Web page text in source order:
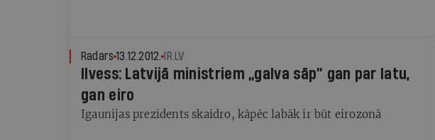
Radars 13.12.2012. IR.LV
Ilvess: Latvijā ministriem „galva sāp” gan par latu,
gan eiro
Igaunijas prezidents skaidro, kāpēc labāk ir būt eirozonā